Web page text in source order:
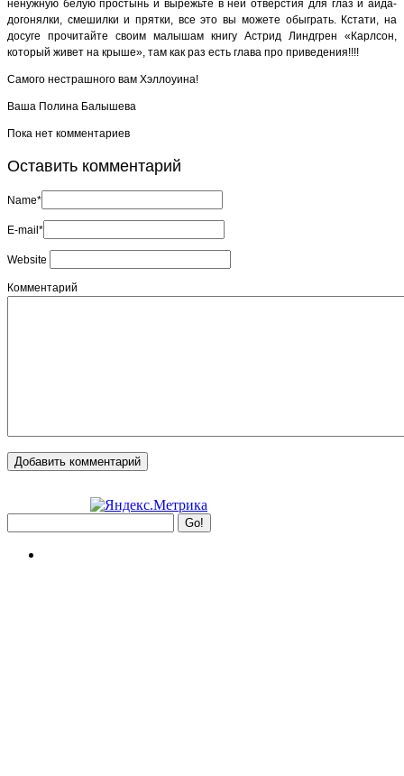
ненужную белую простынь и вырежьте в ней отверстия для глаз и айда-
догонялки, смешилки и прятки, все это вы можете обыграть. Кстати, на
досуге прочитайте своим малышам книгу Астрид Линдгрен «Карлсон,
который живет на крыше», там как раз есть глава про приведения!!!!
Самого нестрашного вам Хэллоуина!
Ваша Полина Балышева
Пока нет комментариев
Оставить комментарий
Name*
E-mail*
Website
Комментарий